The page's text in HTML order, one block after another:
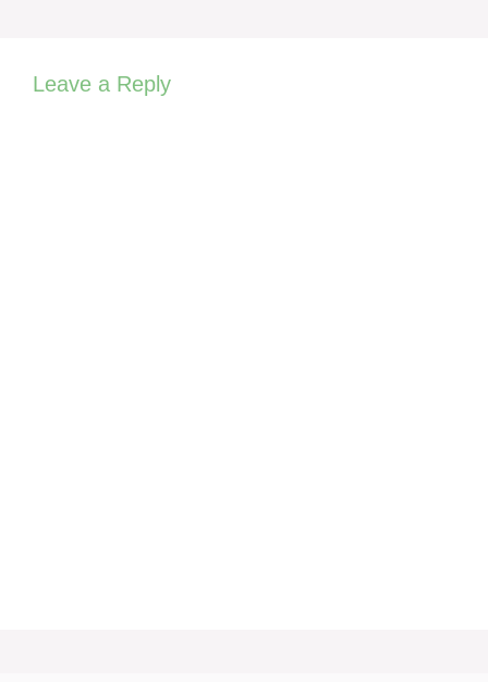
Leave a Reply